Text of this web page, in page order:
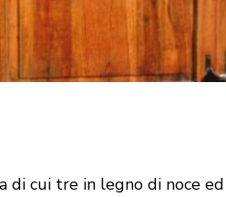
cui tre in legno di noce